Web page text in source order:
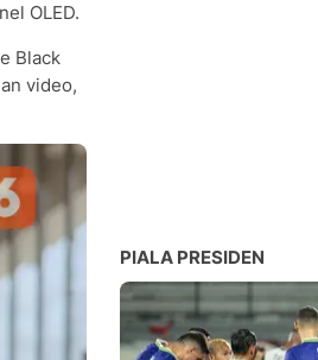
OLED.
Black
video,
PIALA PRESIDEN